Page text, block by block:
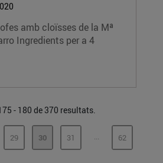
amb cloïsses de la Mª
Ingredients per a 4
- 180 de 370 resultats.
INTERMÈDIES
PÀGINA
29 PÀGINA
30 PÀGINA
31 ...PÀGINESPÀGINA
62